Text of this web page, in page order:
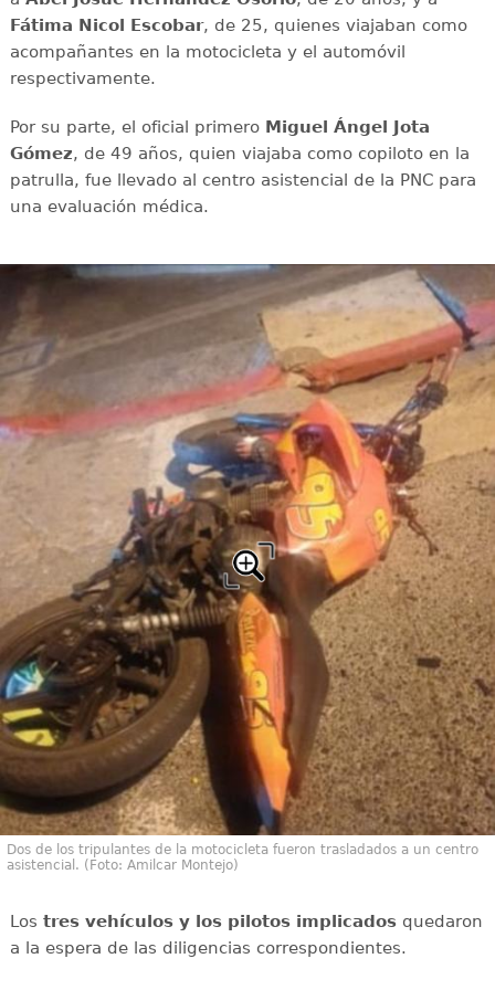
Fátima Nicol Escobar, de 25, quienes viajaban como
acompañantes en la motocicleta y el automóvil
respectivamente.
Por su parte, el oficial primero Miguel Ángel Jota
Gómez, de 49 años, quien viajaba como copiloto en la
patrulla, fue llevado al centro asistencial de la PNC para
una evaluación médica.
Dos de los tripulantes de la motocicleta fueron trasladados a un centro
asistencial. (Foto: Amilcar Montejo)
Los tres vehículos y los pilotos implicadosquedaron
a la espera de las diligencias correspondientes.